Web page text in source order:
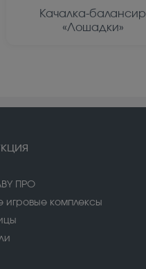
Качалка-балансир
«Лошадки»
ПРО
игровые комплексы